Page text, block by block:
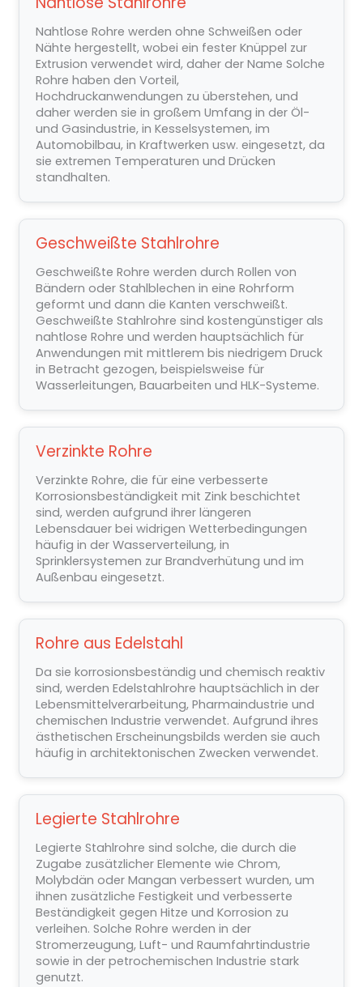
Nahtlose Rohre werden ohne Schweißen oder
Nähte hergestellt, wobei ein fester Knüppel zur
Extrusion verwendet wird, daher der Name Solche
Rohre haben den Vorteil,
Hochdruckanwendungen zu überstehen, und
daher werden sie in großem Umfang in der Öl-
und Gasindustrie, in Kesselsystemen, im
Automobilbau, in Kraftwerken usw. eingesetzt, da
sie extremen Temperaturen und Drücken
standhalten.
Geschweißte Stahlrohre
Geschweißte Rohre werden durch Rollen von
Bändern oder Stahlblechen in eine Rohrform
geformt und dann die Kanten verschweißt.
Geschweißte Stahlrohre sind kostengünstiger als
nahtlose Rohre und werden hauptsächlich für
Anwendungen mit mittlerem bis niedrigem Druck
in Betracht gezogen, beispielsweise für
Wasserleitungen, Bauarbeiten und HLK-Systeme.
Verzinkte Rohre
Verzinkte Rohre, die für eine verbesserte
Korrosionsbeständigkeit mit Zink beschichtet
sind, werden aufgrund ihrer längeren
Lebensdauer bei widrigen Wetterbedingungen
häufig in der Wasserverteilung, in
Sprinklersystemen zur Brandverhütung und im
Außenbau eingesetzt.
Rohre aus Edelstahl
Da sie korrosionsbeständig und chemisch reaktiv
sind, werden Edelstahlrohre hauptsächlich in der
Lebensmittelverarbeitung, Pharmaindustrie und
chemischen Industrie verwendet. Aufgrund ihres
ästhetischen Erscheinungsbilds werden sie auch
häufig in architektonischen Zwecken verwendet.
Legierte Stahlrohre
Legierte Stahlrohre sind solche, die durch die
Zugabe zusätzlicher Elemente wie Chrom,
Molybdän oder Mangan verbessert wurden, um
ihnen zusätzliche Festigkeit und verbesserte
Beständigkeit gegen Hitze und Korrosion zu
verleihen. Solche Rohre werden in der
Stromerzeugung, Luft- und Raumfahrtindustrie
sowie in der petrochemischen Industrie stark
genutzt.